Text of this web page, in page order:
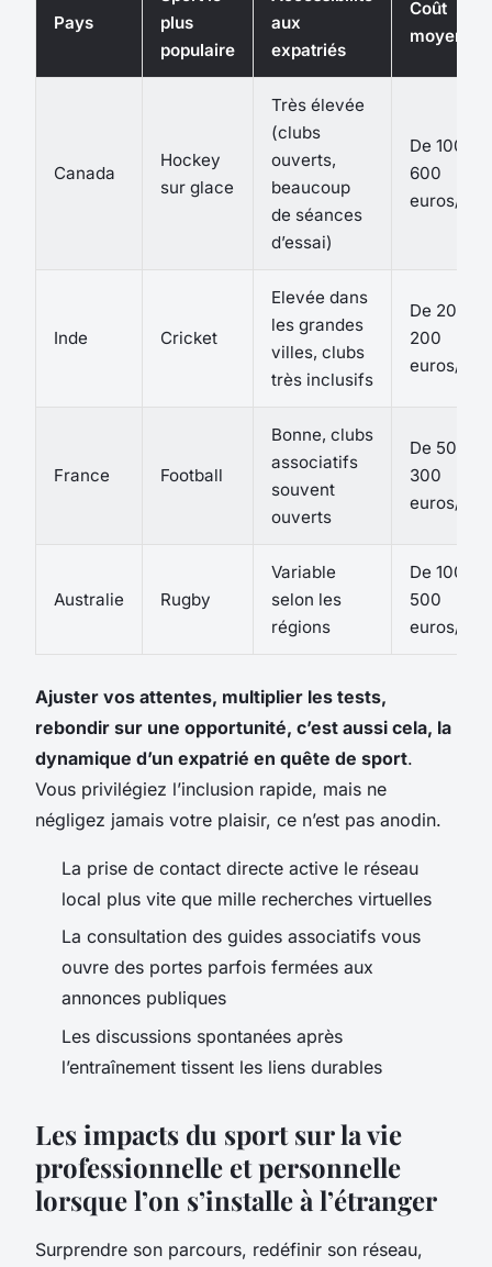
Pays
plus
populaire
aux
expatriés
Coût
moyen
Canada
Hockey
sur glace
Très élevée
(clubs
ouverts,
beaucoup
de séances
d’essai)
De 100 à
600
euros/an
Inde Cricket
Elevée dans
les grandes
villes, clubs
très inclusifs
De 20 à
200
euros/an
France Football
Bonne, clubs
associatifs
souvent
ouverts
De 50 à
300
euros/an
Australie Rugby
Variable
selon les
régions
De 100 à
500
euros/an
Ajuster vos attentes, multiplier les tests,
rebondir sur une opportunité, c’est aussi cela, la
dynamique d’un expatrié en quête de sport.
Vous privilégiez l’inclusion rapide, mais ne
négligez jamais votre plaisir, ce n’est pas anodin.
La prise de contact directe active le réseau
local plus vite que mille recherches virtuelles
La consultation des guides associatifs vous
ouvre des portes parfois fermées aux
annonces publiques
Les discussions spontanées après
l’entraînement tissent les liens durables
Les impacts du sport sur la vie
professionnelle et personnelle
lorsque l’on s’installe à l’étranger
Surprendre son parcours, redéfinir son réseau,